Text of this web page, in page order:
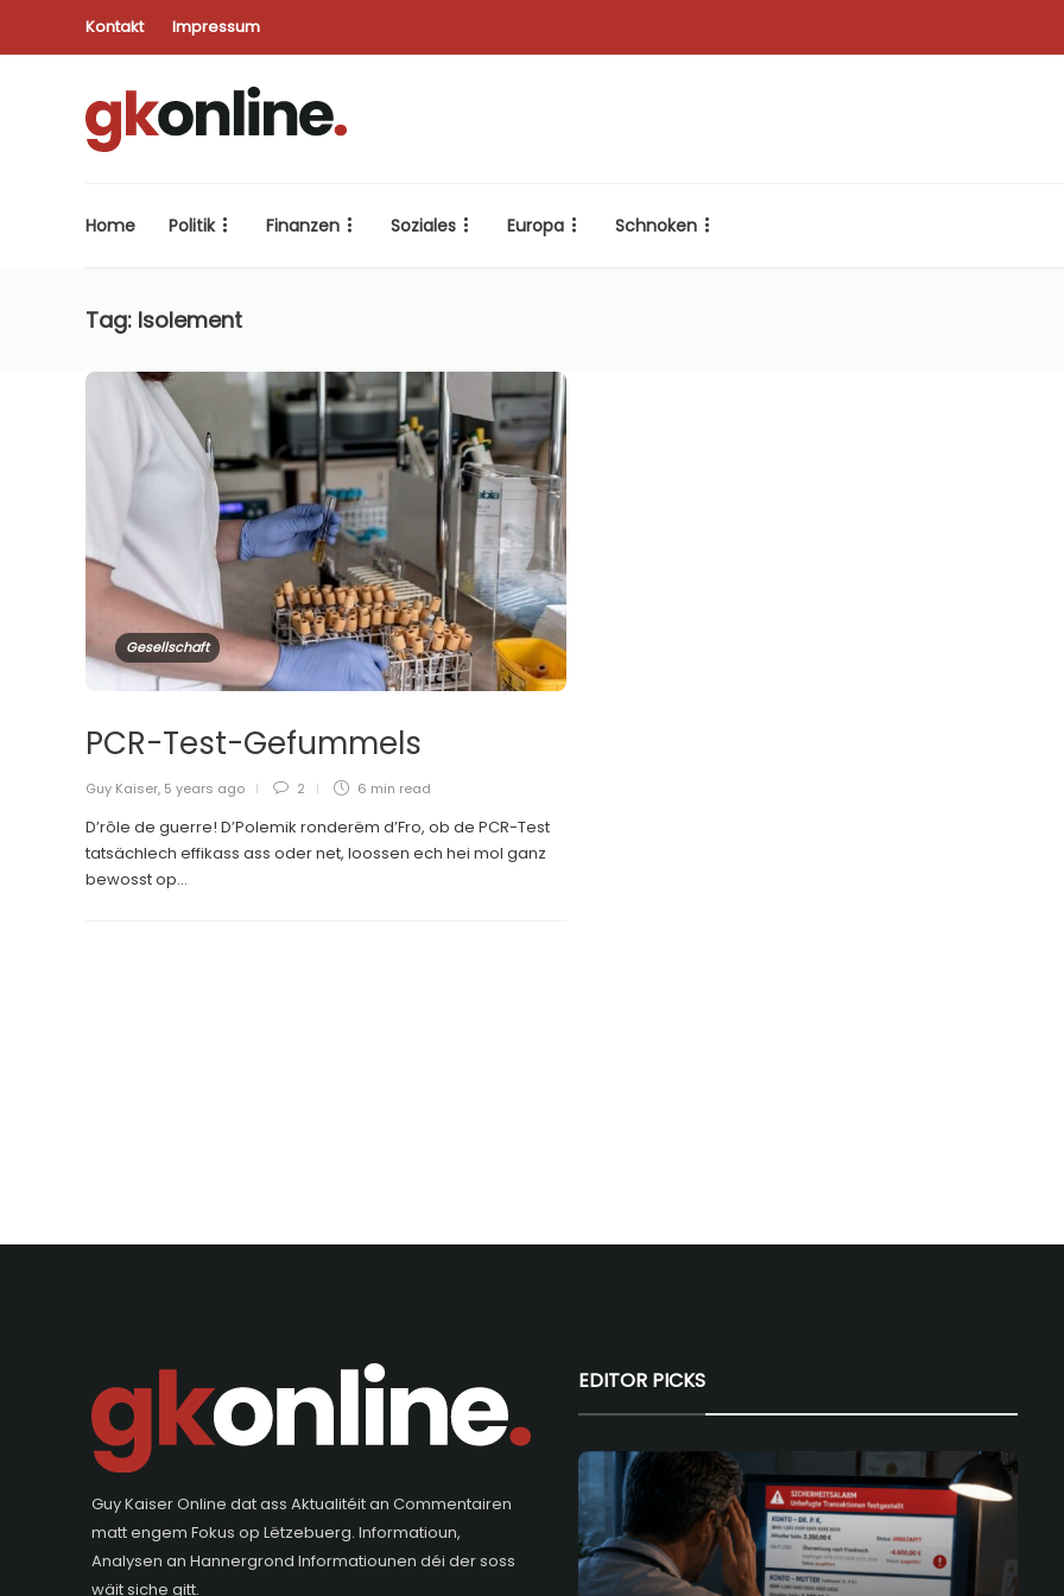
Kontakt Impressum
Home Politik Finanzen Soziales Europa Schnoken
Tag: Isolement
Gesellschaft
PCR-Test-Gefummels
Guy Kaiser, 5 years ago 2 6 min read
D’rôle de guerre! D’Polemik ronderëm d’Fro, ob de PCR-Test
tatsächlech effikass ass oder net, loossen ech hei mol ganz
bewosst op...
Guy Kaiser Online dat ass Aktualitéit an Commentairen
matt engem Fokus op Lëtzebuerg. Informatioun,
Analysen an Hannergrond Informatiounen déi der soss
wäit siche gitt.
EDITOR PICKS